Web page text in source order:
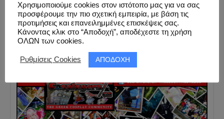
FACEBOOK PAGE ALBUM
ΦΩΤΟ ΕΞΩΤΕΡΙΚΗΣ
ΦΩΤΟΓΡΑΦΗΣΗΣ ( 401 ΦΩΤΟ )
Χρησιμοποιούμε cookies στον ιστότοπο μας για να σας
προσφέρουμε την πιο σχετική εμπειρία, με βάση τις
προτιμήσεις και επανειλημμένες επισκέψεις σας.
Κάνοντας κλικ στο “Αποδοχή”, αποδέχεστε τη χρήση
ΟΛΩΝ των cookies.
Ρυθμίσεις Cookies ΑΠΟΔΟΧΗ